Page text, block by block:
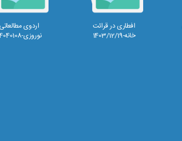
افطاری در قرائت
خانه-1403/12/19
اردوی مطالعاتی
نوروزی-14040108